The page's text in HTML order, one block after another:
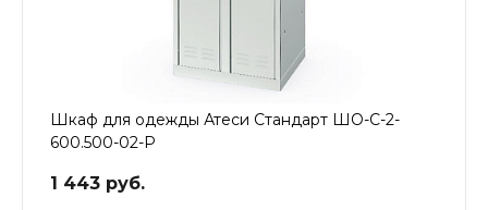
Шкаф для одежды Атеси Стандарт ШО-С-2-
600.500-02-Р
1 443 руб.